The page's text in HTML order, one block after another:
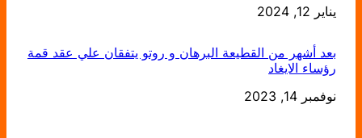
التاريخ
يناير 12, 2024
بعد أشهر من القطيعة البرهان و روتو يتفقان علي عقد قمة
رؤساء الايغاد
التاريخ
نوفمبر 14, 2023